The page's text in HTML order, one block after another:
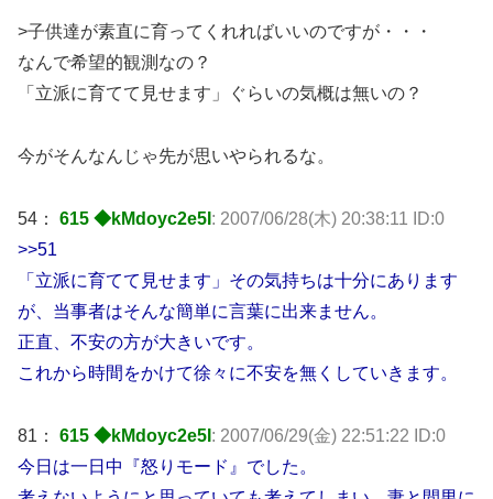
>子供達が素直に育ってくれればいいのですが・・・
なんで希望的観測なの？
「立派に育てて見せます」ぐらいの気概は無いの？
今がそんなんじゃ先が思いやられるな。
54： 615 ◆kMdoyc2e5I : 2007/06/28(木) 20:38:11 ID:0
>>51
「立派に育てて見せます」その気持ちは十分にあります
が、当事者はそんな簡単に言葉に出来ません。
正直、不安の方が大きいです。
これから時間をかけて徐々に不安を無くしていきます。
81： 615 ◆kMdoyc2e5I : 2007/06/29(金) 22:51:22 ID:0
今日は一日中『怒りモード』でした。